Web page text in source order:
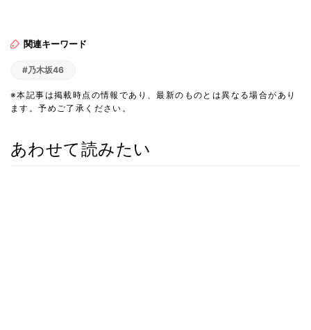
関連キーワード
#乃木坂46
※本記事は掲載時点の情報であり、最新のものとは異なる場合があり
ます。予めご了承ください。
あわせて読みたい